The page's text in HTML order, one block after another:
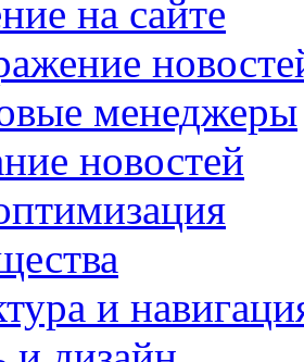
на сайте
менеджеры
новостей
и